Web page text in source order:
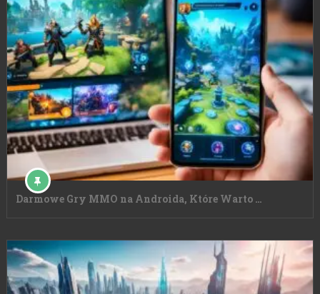
Darmowe Gry MMO na Androida, Które Warto …